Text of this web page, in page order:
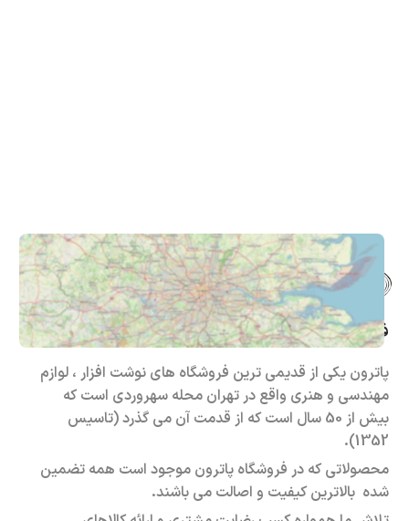
فروشگاه حضوری – اینترنتی پاترون
پاترون یکی از قدیمی ترین فروشگاه های نوشت افزار ، لوازم
مهندسی و هنری واقع در تهران محله سهروردی است که
بیش از 50 سال است که از قدمت آن می گذرد (تاسیس
1352).
محصولاتی که در فروشگاه پاترون موجود است همه تضمین
شده بالاترین کیفیت و اصالت می باشند.